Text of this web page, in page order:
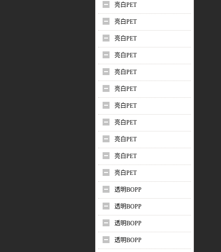
亮白PET
亮白PET
亮白PET
亮白PET
亮白PET
亮白PET
亮白PET
亮白PET
亮白PET
亮白PET
亮白PET
透明BOPP
透明BOPP
透明BOPP
透明BOPP